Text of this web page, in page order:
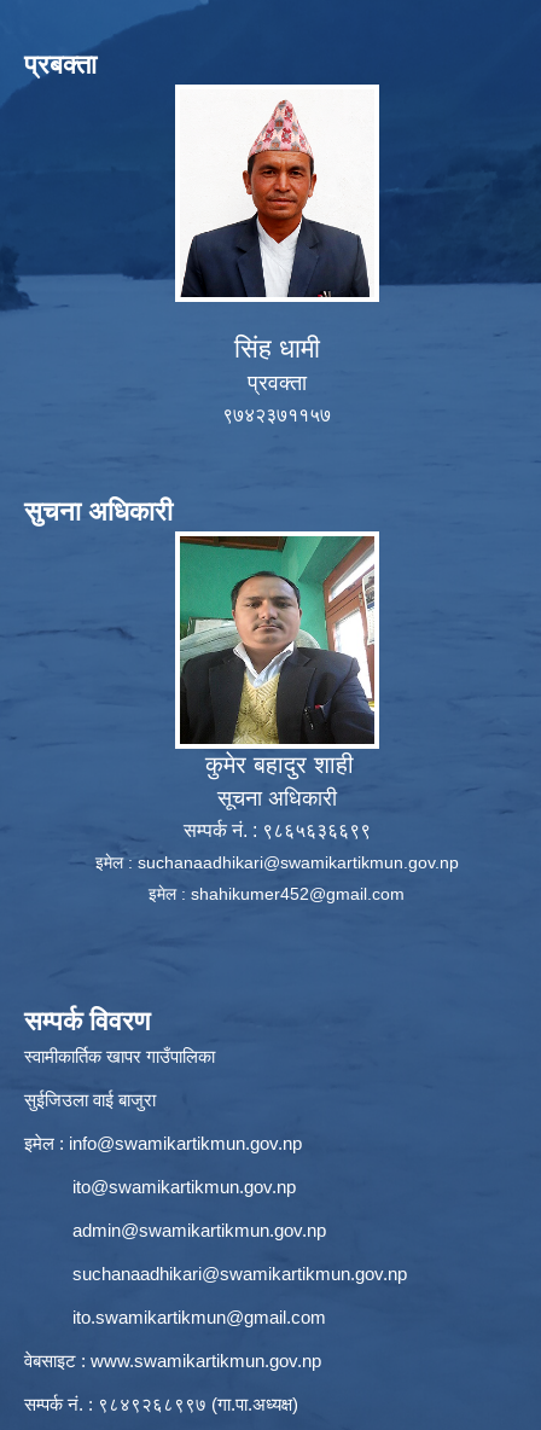
प्रबक्ता
सिंह धामी
प्रवक्ता
९७४२३७११५७
सुचना अधिकारी
कुमेर बहादुर शाही
सूचना अधिकारी
सम्पर्क नं. : ९८६५६३६६९९
इमेल : suchanaadhikari@swamikartikmun.gov.np
इमेल : shahikumer452@gmail.com
सम्पर्क विवरण
स्वामीकार्तिक खापर गाउँपालिका
सुईजिउला वाई बाजुरा
इमेल : info@swamikartikmun.gov.np
ito@swamikartikmun.gov.np
admin@swamikartikmun.gov.np
suchanaadhikari@swamikartikmun.gov.np
ito.swamikartikmun@gmail.com
वेबसाइट : www.swamikartikmun.gov.np
सम्पर्क नं. : ९८४९२६८९९७ (गा.पा.अध्यक्ष)